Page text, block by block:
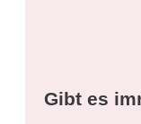
Gibt es